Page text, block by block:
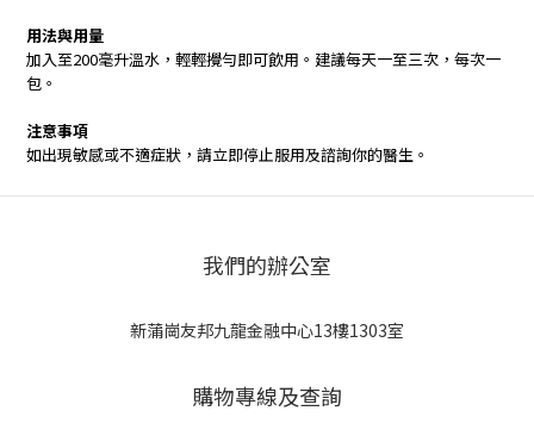
用法與用量
加入至200毫升溫水，輕輕攪勻即可飲用。建議每天一至三次，每次一
包。
注意事項
如出現敏感或不適症狀，請立即停止服用及諮詢你的醫生。
我們的辦公室
新蒲崗友邦九龍金融中心13樓1303室
購物專線及查詢